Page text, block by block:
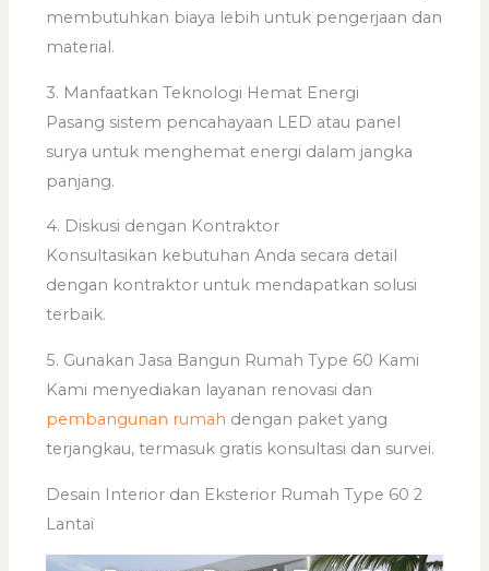
membutuhkan biaya lebih untuk pengerjaan dan
material.
3. Manfaatkan Teknologi Hemat Energi
Pasang sistem pencahayaan LED atau panel
surya untuk menghemat energi dalam jangka
panjang.
4. Diskusi dengan Kontraktor
Konsultasikan kebutuhan Anda secara detail
dengan kontraktor untuk mendapatkan solusi
terbaik.
5. Gunakan Jasa Bangun Rumah Type 60 Kami
Kami menyediakan layanan renovasi dan
pembangunan rumah dengan paket yang
terjangkau, termasuk gratis konsultasi dan survei.
Desain Interior dan Eksterior Rumah Type 60 2
Lantai